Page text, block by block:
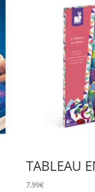
TABLEAU
7,99€